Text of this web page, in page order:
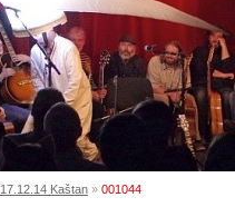
17.12.14 Kaštan » 001044